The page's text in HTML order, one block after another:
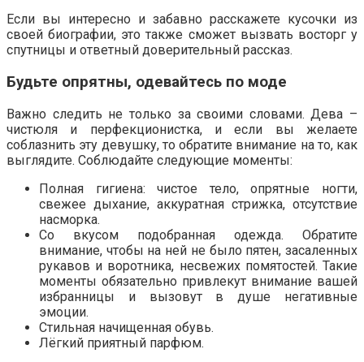
Если вы интересно и забавно расскажете кусочки из
своей биографии, это также сможет вызвать восторг у
спутницы и ответный доверительный рассказ.
Будьте опрятны, одевайтесь по моде
Важно следить не только за своими словами. Дева –
чистюля и перфекционистка, и если вы желаете
соблазнить эту девушку, то обратите внимание на то, как
выглядите. Соблюдайте следующие моменты:
Полная гигиена: чистое тело, опрятные ногти,
свежее дыхание, аккуратная стрижка, отсутствие
насморка.
Со вкусом подобранная одежда. Обратите
внимание, чтобы на ней не было пятен, засаленных
рукавов и воротника, несвежих помятостей. Такие
моменты обязательно привлекут внимание вашей
избранницы и вызовут в душе негативные
эмоции.
Стильная начищенная обувь.
Лёгкий приятный парфюм.